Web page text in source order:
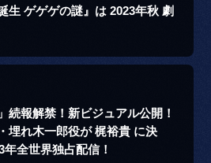
生 ゲゲゲの謎』は 2023年秋 劇
続報解禁！新ビジュアル公開！
埋れ木一郎役が 梶裕貴 に決
全世界独占配信！